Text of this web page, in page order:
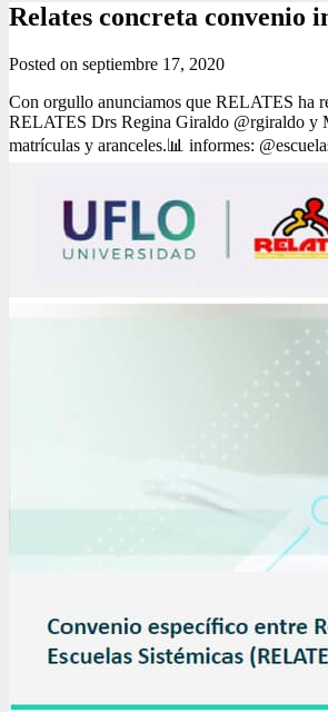
Relates concreta convenio
Posted on septiembre 17, 2020
Con orgullo anunciamos que RELATES ha
RELATES Drs Regina Giraldo @rgiraldo y
matrículas y aranceles.📊 informes: